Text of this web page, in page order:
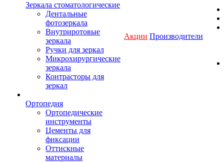
Зеркала стоматологические
Дентальные
фотозеркала
Внутриротовые
зеркала
Ручки для зеркал
Микрохирургические
зеркала
Контрасторы для
зеркал
Ортопедия
Ортопедические
инструменты
Цементы для
фиксации
Оттискные
материалы
Акции Производители